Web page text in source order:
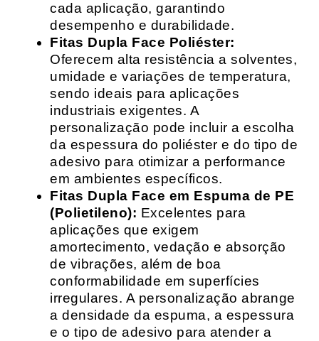
cada aplicação, garantindo
desempenho e durabilidade.
Fitas Dupla Face Poliéster:
Oferecem alta resistência a solventes,
umidade e variações de temperatura,
sendo ideais para aplicações
industriais exigentes. A
personalização pode incluir a escolha
da espessura do poliéster e do tipo de
adesivo para otimizar a performance
em ambientes específicos.
Fitas Dupla Face em Espuma de PE
(Polietileno): Excelentes para
aplicações que exigem
amortecimento, vedação e absorção
de vibrações, além de boa
conformabilidade em superfícies
irregulares. A personalização abrange
a densidade da espuma, a espessura
e o tipo de adesivo para atender a